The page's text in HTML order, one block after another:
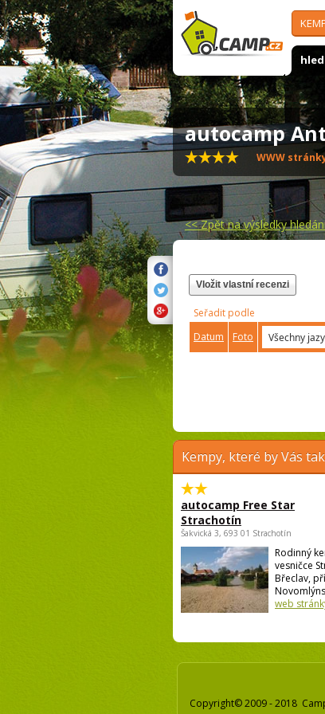
autocamp
WWW
<<Zpět na výsledky
Vložit vlastní recenzi
Seřadit podle
Datum
Foto
Kempy, které by Vás
autocamp Free Star
Strachotín
Šakvická 3, 693 01 Strachotín
Rodinný
vesničce
Břeclav,
web
Copyright© 2009 - 2018